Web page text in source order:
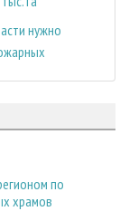
нужно
по
храмов